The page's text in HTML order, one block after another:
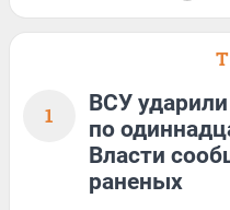
1
ВСУ
по
Власти
раненых